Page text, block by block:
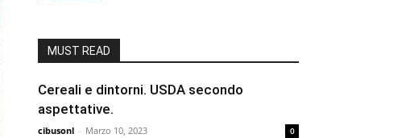
MUST READ
Cereali e dintorni. USDA secondo
aspettative.
cibusonl - Marzo 10, 2023 0